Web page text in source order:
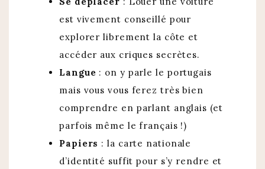
est vivement conseillé pour
explorer librement la côte et
accéder aux criques secrètes.
Langue : on y parle le portugais
mais vous vous ferez très bien
comprendre en parlant anglais (et
parfois même le français !)
Papiers : la carte nationale
d’identité suffit pour s’y rendre et